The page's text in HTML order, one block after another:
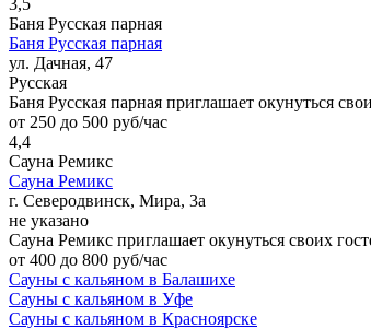
Баня Русская парная
Баня Русская парная
ул. Дачная, 47
Русская
Баня Русская парная приглашает окунуться
от 250 до 500 руб/час
4,4
Сауна Ремикс
Сауна Ремикс
г. Северодвинск, Мира, 3а
не указано
Сауна Ремикс приглашает окунуться своих
от 400 до 800 руб/час
Сауны с кальяном в Балашихе
Сауны с кальяном в Уфе
Сауны с кальяном в Красноярске